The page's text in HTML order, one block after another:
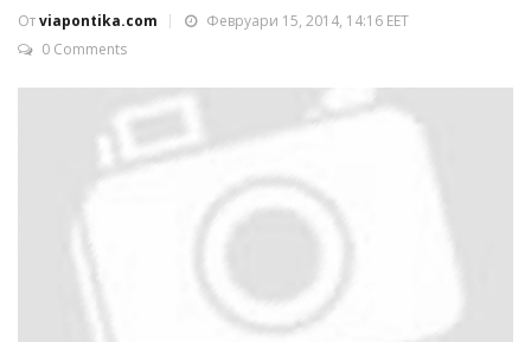
Отviapontika.com
Февруари 15, 2014, 14:16 EET
0 Comments